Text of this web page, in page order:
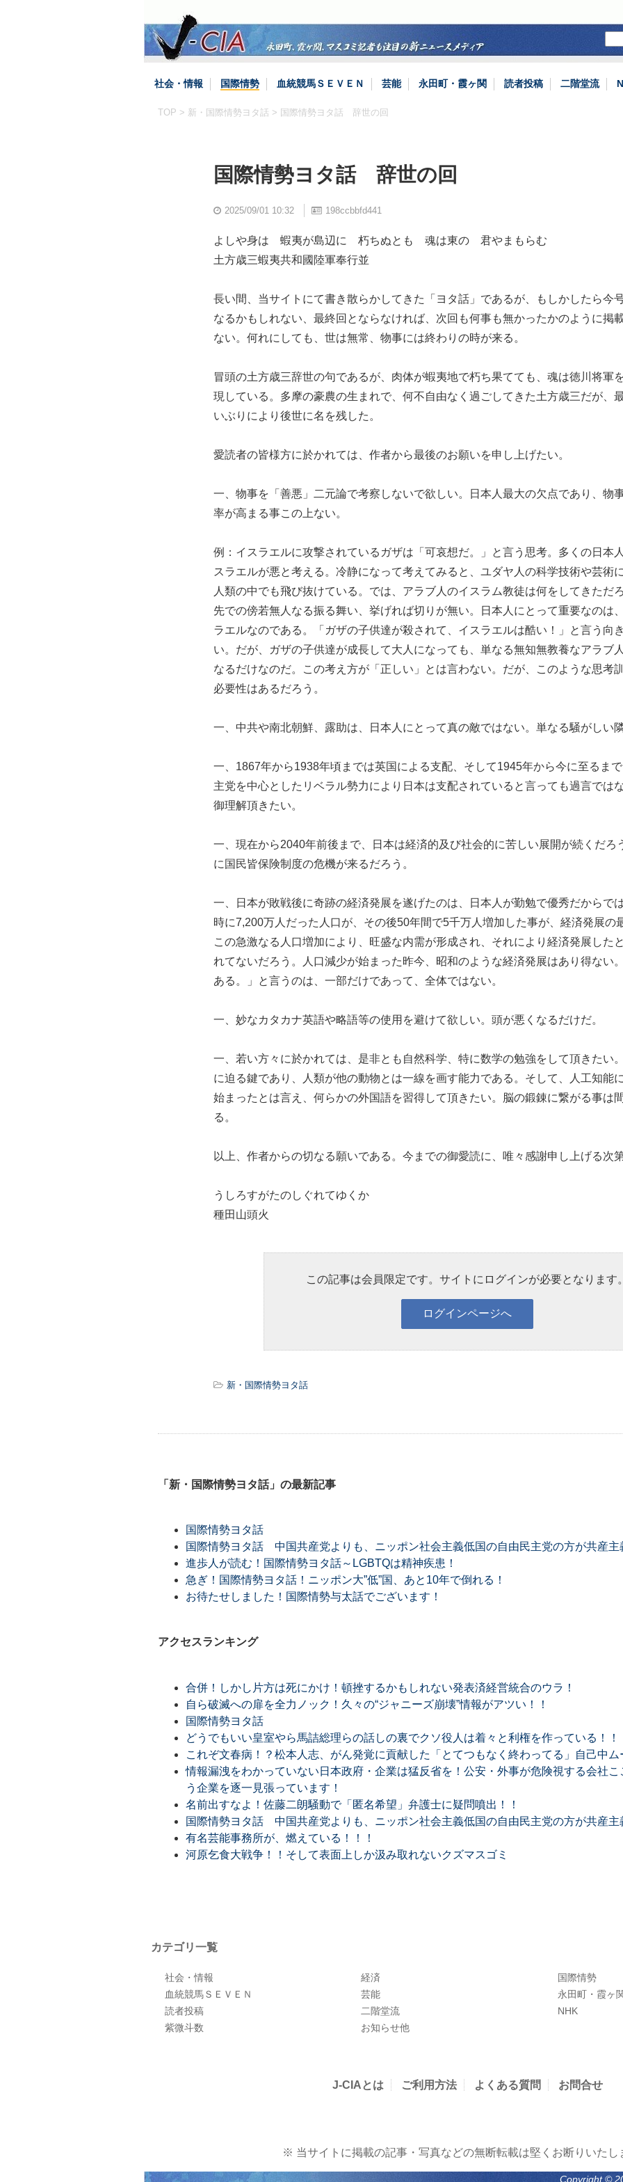
社会・情報 国際情勢 血統競馬ＳＥＶＥＮ 芸能 永田町・霞ヶ関 読者投稿 二階堂流
TOP > 新・国際情勢ヨタ話 > 国際情勢ヨタ話 辞世の回
国際情勢ヨタ話 辞世の回
2025/09/01 10:32 198ccbbfd441
よしや身は 蝦夷が島辺に 朽ちぬとも 魂は東の 君やまもらむ
土方歳三蝦夷共和國陸軍奉行並
長い間、当サイトにて書き散らかしてきた「ヨタ話」であるが、もしかしたら今
なるかもしれない、最終回とならなければ、次回も何事も無かったかのように掲
ない。何れにしても、世は無常、物事には終わりの時が来る。
冒頭の土方歳三辞世の句であるが、肉体が蝦夷地で朽ち果てても、魂は徳川将軍
現している。多摩の豪農の生まれで、何不自由なく過ごしてきた土方歳三だが、
いぶりにより後世に名を残した。
愛読者の皆様方に於かれては、作者から最後のお願いを申し上げたい。
一、物事を「善悪」二元論で考察しないで欲しい。日本人最大の欠点であり、物
率が高まる事この上ない。
例：イスラエルに攻撃されているガザは「可哀想だ。」と言う思考。多くの日本
スラエルが悪と考える。冷静になって考えてみると、ユダヤ人の科学技術や芸術
人類の中でも飛び抜けている。では、アラブ人のイスラム教徒は何をしてきただ
先での傍若無人なる振る舞い、挙げれば切りが無い。日本人にとって重要なのは
ラエルなのである。「ガザの子供達が殺されて、イスラエルは酷い！」と言う向
い。だが、ガザの子供達が成長して大人になっても、単なる無知無教養なアラブ
なるだけなのだ。この考え方が「正しい」とは言わない。だが、このような思考
必要性はあるだろう。
一、中共や南北朝鮮、露助は、日本人にとって真の敵ではない。単なる騒がしい
一、1867年から1938年頃までは英国による支配、そして1945年から今に至るま
主党を中心としたリベラル勢力により日本は支配されていると言っても過言では
御理解頂きたい。
一、現在から2040年前後まで、日本は経済的及び社会的に苦しい展開が続くだろ
に国民皆保険制度の危機が来るだろう。
一、日本が敗戦後に奇跡の経済発展を遂げたのは、日本人が勤勉で優秀だからで
時に7,200万人だった人口が、その後50年間で5千万人増加した事が、経済発展の
この急激なる人口増加により、旺盛な内需が形成され、それにより経済発展した
れてないだろう。人口減少が始まった昨今、昭和のような経済発展はあり得ない
ある。」と言うのは、一部だけであって、全体ではない。
一、妙なカタカナ英語や略語等の使用を避けて欲しい。頭が悪くなるだけだ。
一、若い方々に於かれては、是非とも自然科学、特に数学の勉強をして頂きたい
に迫る鍵であり、人類が他の動物とは一線を画す能力である。そして、人工知能
始まったとは言え、何らかの外国語を習得して頂きたい。脳の鍛錬に繋がる事は
る。
以上、作者からの切なる願いである。今までの御愛読に、唯々感謝申し上げる次第
うしろすがたのしぐれてゆくか
種田山頭火
この記事は会員限定です。サイトにログインが必要となります。
新・国際情勢ヨタ話
「新・国際情勢ヨタ話」の最新記事
国際情勢ヨタ話
国際情勢ヨタ話 中国共産党よりも、ニッポン社会主義低国の自由民主党の方が共産主
進歩人が読む！国際情勢ヨタ話～LGBTQは精神疾患！
急ぎ！国際情勢ヨタ話！ニッポン大”低”国、あと10年で倒れる！
お待たせしました！国際情勢与太話でございます！
アクセスランキング
合併！しかし片方は死にかけ！頓挫するかもしれない発表済経営統合のウラ！
自ら破滅への扉を全力ノック！久々の“ジャニーズ崩壊”情報がアツい！！
国際情勢ヨタ話
どうでもいい皇室やら馬詰総理らの話しの裏でクソ役人は着々と利権を作っている！！
これぞ文春病！？松本人志、がん発覚に貢献した「とてつもなく終わってる」自己中ム
情報漏洩をわかっていない日本政府・企業は猛反省を！公安・外事が危険視する会社
う企業を逐一見張っています！
名前出すなよ！佐藤二朗騒動で「匿名希望」弁護士に疑問噴出！！
国際情勢ヨタ話 中国共産党よりも、ニッポン社会主義低国の自由民主党の方が共産主
有名芸能事務所が、燃えている！！！
河原乞食大戦争！！そして表面上しか汲み取れないクズマスゴミ
カテゴリ一覧
社会・情報 経済
国際情勢
血統競馬ＳＥＶＥＮ
芸能
永田町・霞ヶ
読者投稿
二階堂流
NHK
紫微斗数
お知らせ他
J-CIAとは ご利用方法 よくある質問 お問合せ
※ 当サイトに掲載の記事・写真などの無断転載は堅くお断りいたし
Copyright ©